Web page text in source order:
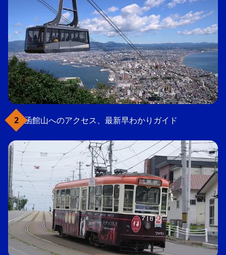
函館山へのアクセス、最新早わかりガイド